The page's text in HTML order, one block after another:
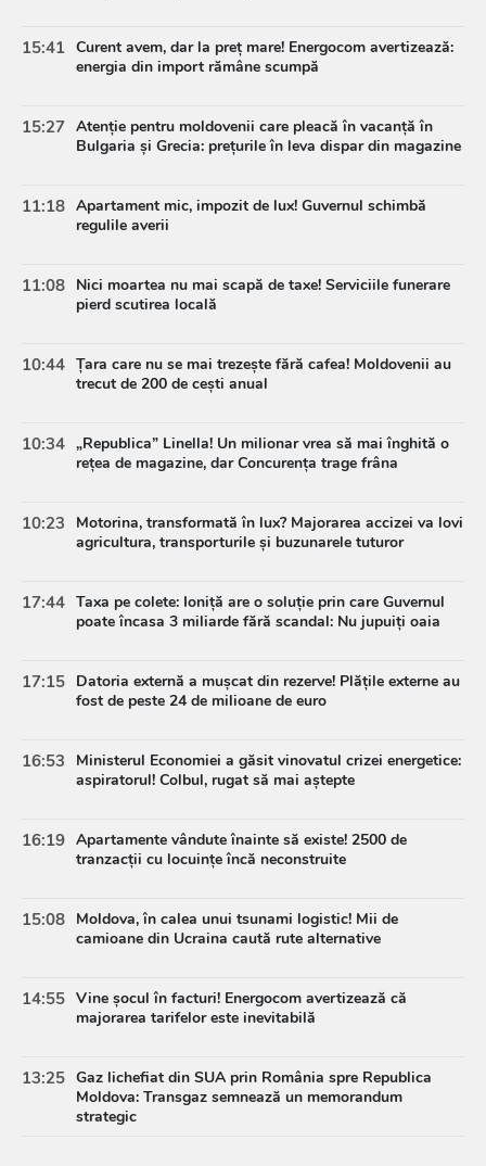
15:41 Curent avem, dar la preț mare! Energocom avertizează:
energia din import rămâne scumpă
15:27 Atenție pentru moldovenii care pleacă în vacanță în
Bulgaria și Grecia: prețurile în leva dispar din magazine
11:18 Apartament mic, impozit de lux! Guvernul schimbă
regulile averii
11:08 Nici moartea nu mai scapă de taxe! Serviciile funerare
pierd scutirea locală
10:44 Țara care nu se mai trezește fără cafea! Moldovenii au
trecut de 200 de cești anual
10:34 „Republica” Linella! Un milionar vrea să mai înghită o
rețea de magazine, dar Concurența trage frâna
10:23
Motorina, transformată în lux? Majorarea accizei va lovi
agricultura, transporturile și buzunarele tuturor
17:44 Taxa pe colete: Ioniță are o soluție prin care Guvernul
poate încasa 3 miliarde fără scandal: Nu jupuiți oaia
17:15 Datoria externă a mușcat din rezerve! Plățile externe au
fost de peste 24 de milioane de euro
16:53
Ministerul Economiei a găsit vinovatul crizei energetice:
aspiratorul! Colbul, rugat să mai aștepte
16:19 Apartamente vândute înainte să existe! 2500 de
tranzacții cu locuințe încă neconstruite
15:08 Moldova, în calea unui tsunami logistic! Mii de
camioane din Ucraina caută rute alternative
14:55 Vine șocul în facturi! Energocom avertizează că
majorarea tarifelor este inevitabilă
13:25 Gaz lichefiat din SUA prin România spre Republica
Moldova: Transgaz semnează un memorandum
strategic